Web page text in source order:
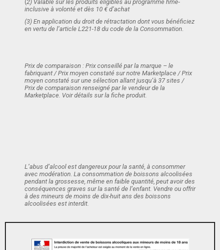
(2) Valable sur les produits éligibles au programme hme-
inclusive à volonté et dès 10 € d’achat
(3) En application du droit de rétractation dont vous bénéficiez
en vertu de l’article L221-18 du code de la Consommation.
Prix de comparaison : Prix conseillé par la marque – le
fabriquant / Prix moyen constaté sur notre Marketplace / Prix
moyen constaté sur une sélection allant jusqu’à 37 sites /
Prix de comparaison renseigné par le vendeur de la
Marketplace. Voir détails sur la fiche produit.
L’abus d’alcool est dangereux pour la santé, à consommer
avec modération. La consommation de boissons alcoolisées
pendant la grossesse, même en faible quantité, peut avoir des
conséquences graves sur la santé de l’enfant. Vendre ou offrir
à des mineurs de moins de dix-huit ans des boissons
alcoolisées est interdit.